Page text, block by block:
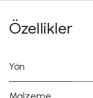
Özellikler
Yön